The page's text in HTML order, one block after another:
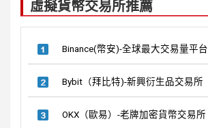
虛擬貨幣交易所推薦
Binance(幣安)-全球最大交易量平台
Bybit（拜比特)-新興衍生品交易所
OKX（歐易）-老牌加密貨幣交易所